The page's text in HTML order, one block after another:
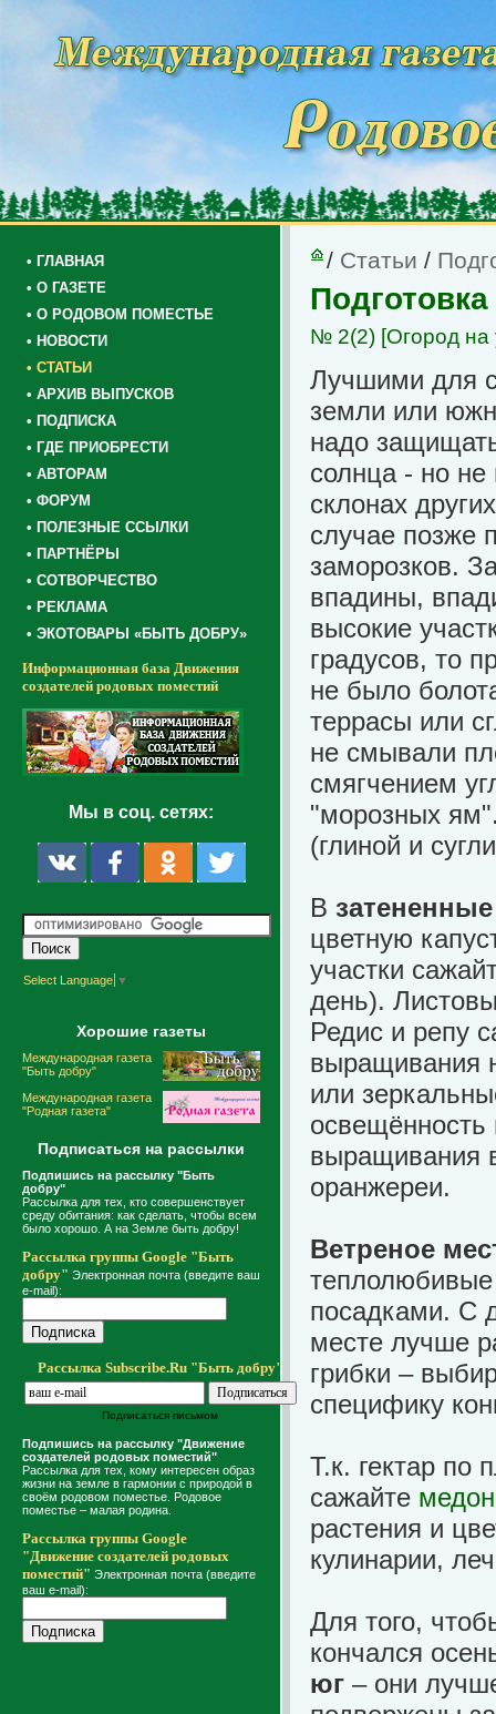
• ГЛАВНАЯ
• О ГАЗЕТЕ
• О РОДОВОМ ПОМЕСТЬЕ
• НОВОСТИ
• СТАТЬИ
• АРХИВ ВЫПУСКОВ
• ПОДПИСКА
• ГДЕ ПРИОБРЕСТИ
• АВТОРАМ
• ФОРУМ
• ПОЛЕЗНЫЕ ССЫЛКИ
• ПАРТНЁРЫ
• СОТВОРЧЕСТВО
• РЕКЛАМА
• ЭКОТОВАРЫ «БЫТЬ ДОБРУ»
Информационная база Движения
создателей родовых поместий
Мы в соц. сетях:
Select Language ▼
Хорошие газеты
Международная газета
"Быть добру"
Международная газета
"Родная газета"
Подписаться на рассылки
Подпишись на рассылку "Быть
добру"
Рассылка для тех, кто совершенствует
среду обитания: как сделать, чтобы всем
было хорошо. А на Земле быть добру!
Рассылка группы Google "Быть
добру" Электронная почта (введите ваш
e-mail):
Рассылка Subscribe.Ru "Быть добру"
Подписаться письмом
Подпишись на рассылку "Движение
создателей родовых поместий"
Рассылка для тех, кому интересен образ
жизни на земле в гармонии с природой в
своём родовом поместье. Родовое
поместье – малая родина.
Рассылка группы Google
"Движение создателей родовых
поместий" Электронная почта (введите
ваш e-mail):
/ Статьи /
№ 2(2) [Огород на
Лучшими для
земли или
надо
солнца - но не
склонах
случае позже
заморозков.
впадины,
высокие
градусов, то
не было
террасы или
не смывали
смягчением
"морозных
(глиной и
В затененные
цветную
участки
день).
Редис и репу
выращивания
или
выращивания
оранжереи.
Ветреное
посадками. С
месте лучше
грибки –
специфику
Т.к. гектар по
сажайте
растения и
кулинарии,
Для того,
кончался
юг – они